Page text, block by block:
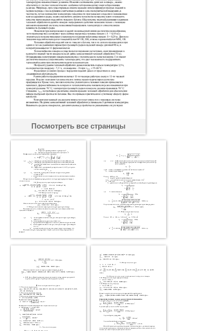
Посмотреть все страницы